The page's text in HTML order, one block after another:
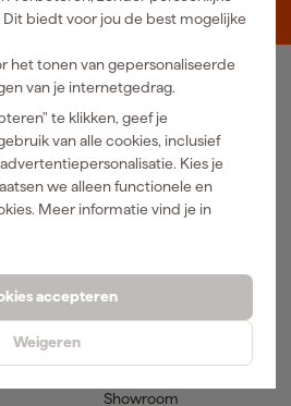
Dit biedt voor jou de best mogelijke
het tonen van gepersonaliseerde
van je internetgedrag.
te klikken, geef je
van alle cookies, inclusief
Kies je
we alleen functionele en
Meer informatie vind je in
accepteren
Weigeren
Handgereedschap
Meetgereedschap
Elektrisch gereedschap
Accu gereedschap
Verf & verfbenodigdheden
Gereedschapcentrum
Showroom